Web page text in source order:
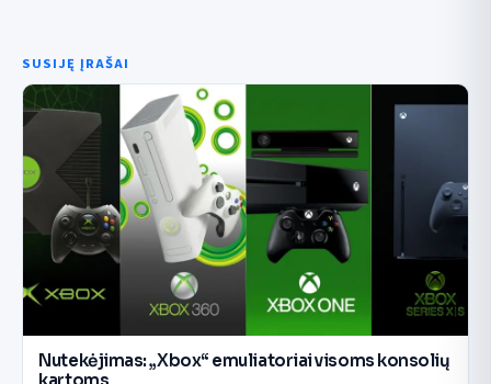
SUSIJĘ ĮRAŠAI
Nutekėjimas: „Xbox“ emuliatoriai visoms konsolių